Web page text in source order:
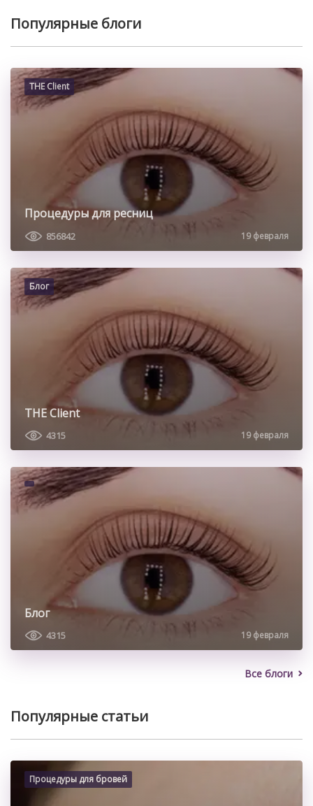
Популярные блоги
THE Client
Процедуры для ресниц
856842 19 февраля
Блог
THE Client
4315 19 февраля
Блог
4315 19 февраля
Все блоги
Популярные статьи
Процедуры для бровей